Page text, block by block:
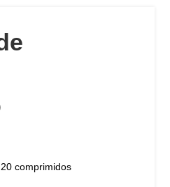
comprimidos